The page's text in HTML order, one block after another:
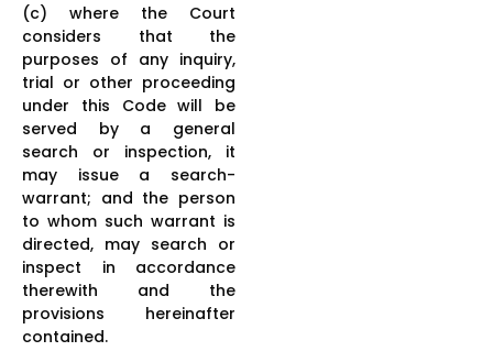
(c) where the Court
considers that the
purposes of any inquiry,
trial or other proceeding
under this Code will be
served by a general
search or inspection, it
may issue a search-
warrant; and the person
to whom such warrant is
directed, may search or
inspect in accordance
therewith and the
provisions hereinafter
contained.